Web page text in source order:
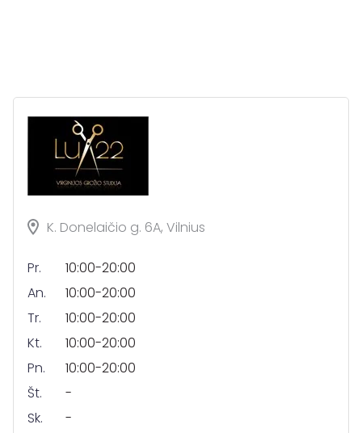
K. Donelaičio g. 6A, Vilnius
Pr.
10:00-20:00
An.
10:00-20:00
Tr.
10:00-20:00
Kt.
10:00-20:00
Pn.
10:00-20:00
Št.
-
Sk.
-